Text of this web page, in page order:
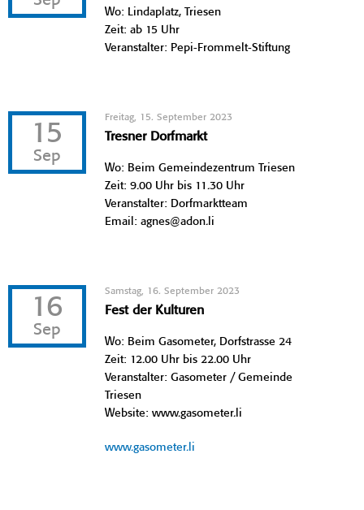
Wo: Lindaplatz, Triesen
Zeit: ab 15 Uhr
Veranstalter: Pepi-Frommelt-Stiftung
15
Sep
Freitag, 15. September 2023
Tresner Dorfmarkt
Wo: Beim Gemeindezentrum Triesen
Zeit: 9.00 Uhr bis 11.30 Uhr
Veranstalter: Dorfmarktteam
Email: agnes@adon.li
16
Sep
Samstag, 16. September 2023
Fest der Kulturen
Wo: Beim Gasometer, Dorfstrasse 24
Zeit: 12.00 Uhr bis 22.00 Uhr
Veranstalter: Gasometer / Gemeinde
Triesen
Website: www.gasometer.li
www.gasometer.li